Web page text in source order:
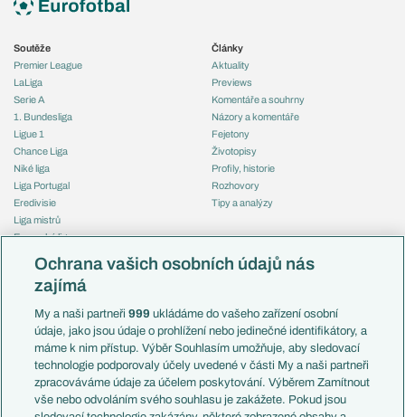
Soutěže
Premier League
LaLiga
Serie A
1. Bundesliga
Ligue 1
Chance Liga
Niké liga
Liga Portugal
Eredivisie
Liga mistrů
Evropská liga
Mistrovství světa
Liga národů
Témata
Představení týmů MS
EuroSkauting
PL v kostce
Evropské koeficienty
Přestupy
Články
Aktuality
Previews
Komentáře a souhrny
Názory a komentáře
Fejetony
Životopisy
Profily, historie
Rozhovory
Tipy a analýzy
Česko
Francie
Itálie
Německo
Španělsko
Argentina
Brazílie
Ochrana vašich osobních údajů nás
zajímá
My a naši partneři999 ukládáme do vašeho zařízení osobní
údaje, jako jsou údaje o prohlížení nebo jedinečné identifikátory, a
máme k nim přístup. Výběr Souhlasím umožňuje, aby sledovací
technologie podporovaly účely uvedené v části My a naši partneři
zpracováváme údaje za účelem poskytování. Výběrem Zamítnout
vše nebo odvoláním svého souhlasu je zakážete. Pokud jsou